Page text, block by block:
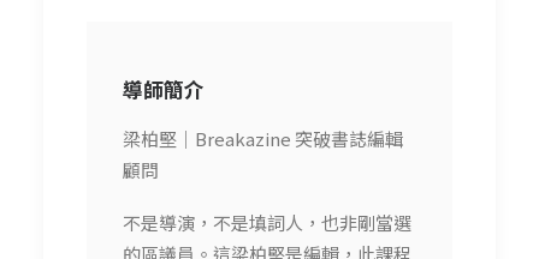
導師簡介
梁柏堅｜Breakazine 突破書誌編輯
顧問
不是導演，不是填詞人，也非剛當選
的區議員。這梁柏堅是編輯，此課程